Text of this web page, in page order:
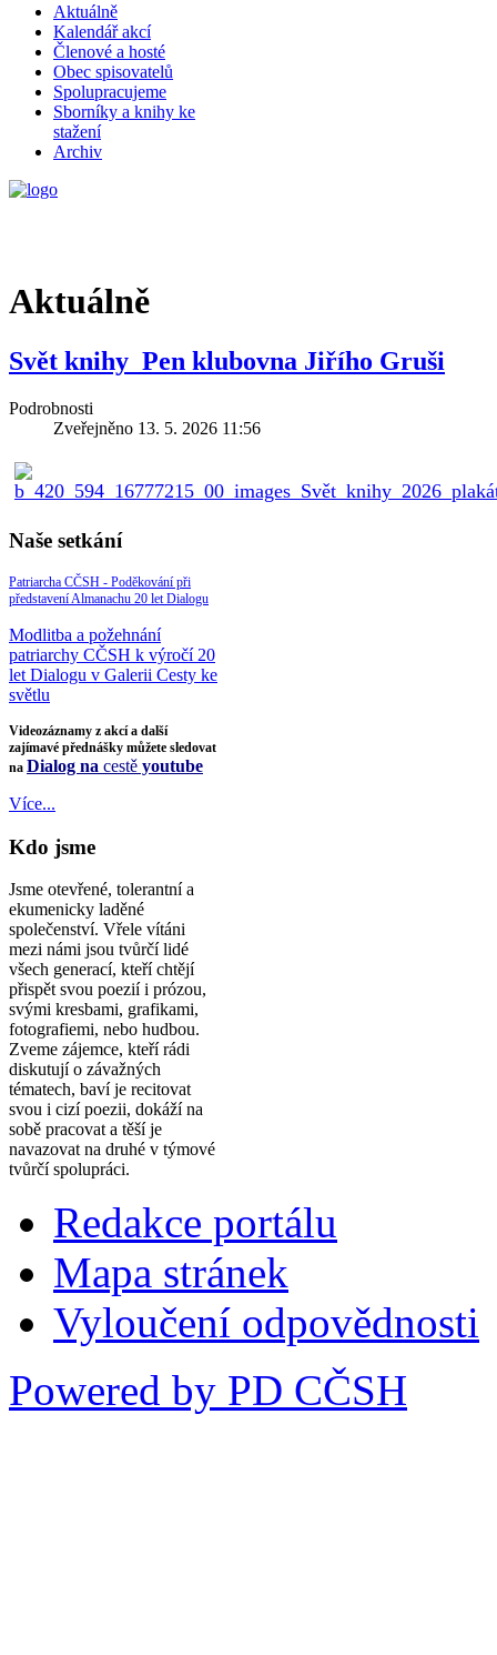
Aktuálně
Kalendář akcí
Členové a hosté
Obec spisovatelů
Spolupracujeme
Sborníky a knihy ke
stažení
Archiv
Aktuálně
Svět knihy_Pen klubovna Jiřího Gruši
Podrobnosti
Zveřejněno 13. 5. 2026 11:56
Naše setkání
Patriarcha CČSH - Poděkování při
představení Almanachu 20 let Dialogu
Modlitba a požehnání
patriarchy CČSH k výročí 20
let Dialogu v Galerii Cesty ke
světlu
Videozáznamy z akcí a další
zajímavé přednášky můžete sledovat
na Dialog na cestě youtube
Více...
Kdo jsme
Jsme otevřené, tolerantní a
ekumenicky laděné
společenství. Vřele vítáni
mezi námi jsou tvůrčí lidé
všech generací, kteří chtějí
přispět svou poezií i prózou,
svými kresbami, grafikami,
fotografiemi, nebo hudbou.
Zveme zájemce, kteří rádi
diskutují o závažných
tématech, baví je recitovat
svou i cizí poezii, dokáží na
sobě pracovat a těší je
navazovat na druhé v týmové
tvůrčí spolupráci.
Redakce portálu
Mapa stránek
Vyloučení odpovědnosti
Powered by PD CČSH